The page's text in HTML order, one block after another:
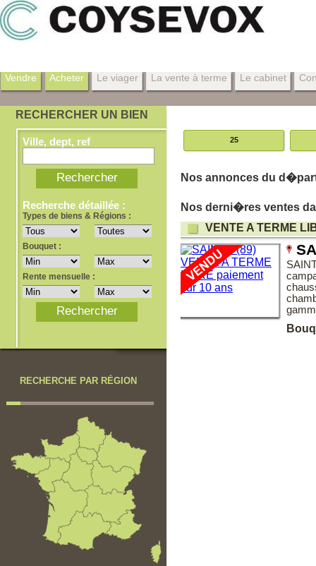
Vendre Acheter Le viager La vente à terme Le cabinet
RECHERCHER UN BIEN
Ville, dept, ref
Recherche détaillée :
Types de biens & Régions :
Bouquet :
Rente mensuelle :
RECHERCHE PAR RÉGION
25
Nos annonces du
Nos derni�res ventes
VENTE A TERME